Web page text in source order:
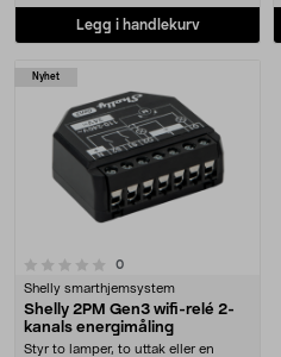
Legg i handlekurv
Nyhet
0anmeldelser
Shelly smarthjemsystem
Shelly 2PM Gen3 wifi-relé 2-
kanals energimåling
Styr to lamper, to uttak eller en